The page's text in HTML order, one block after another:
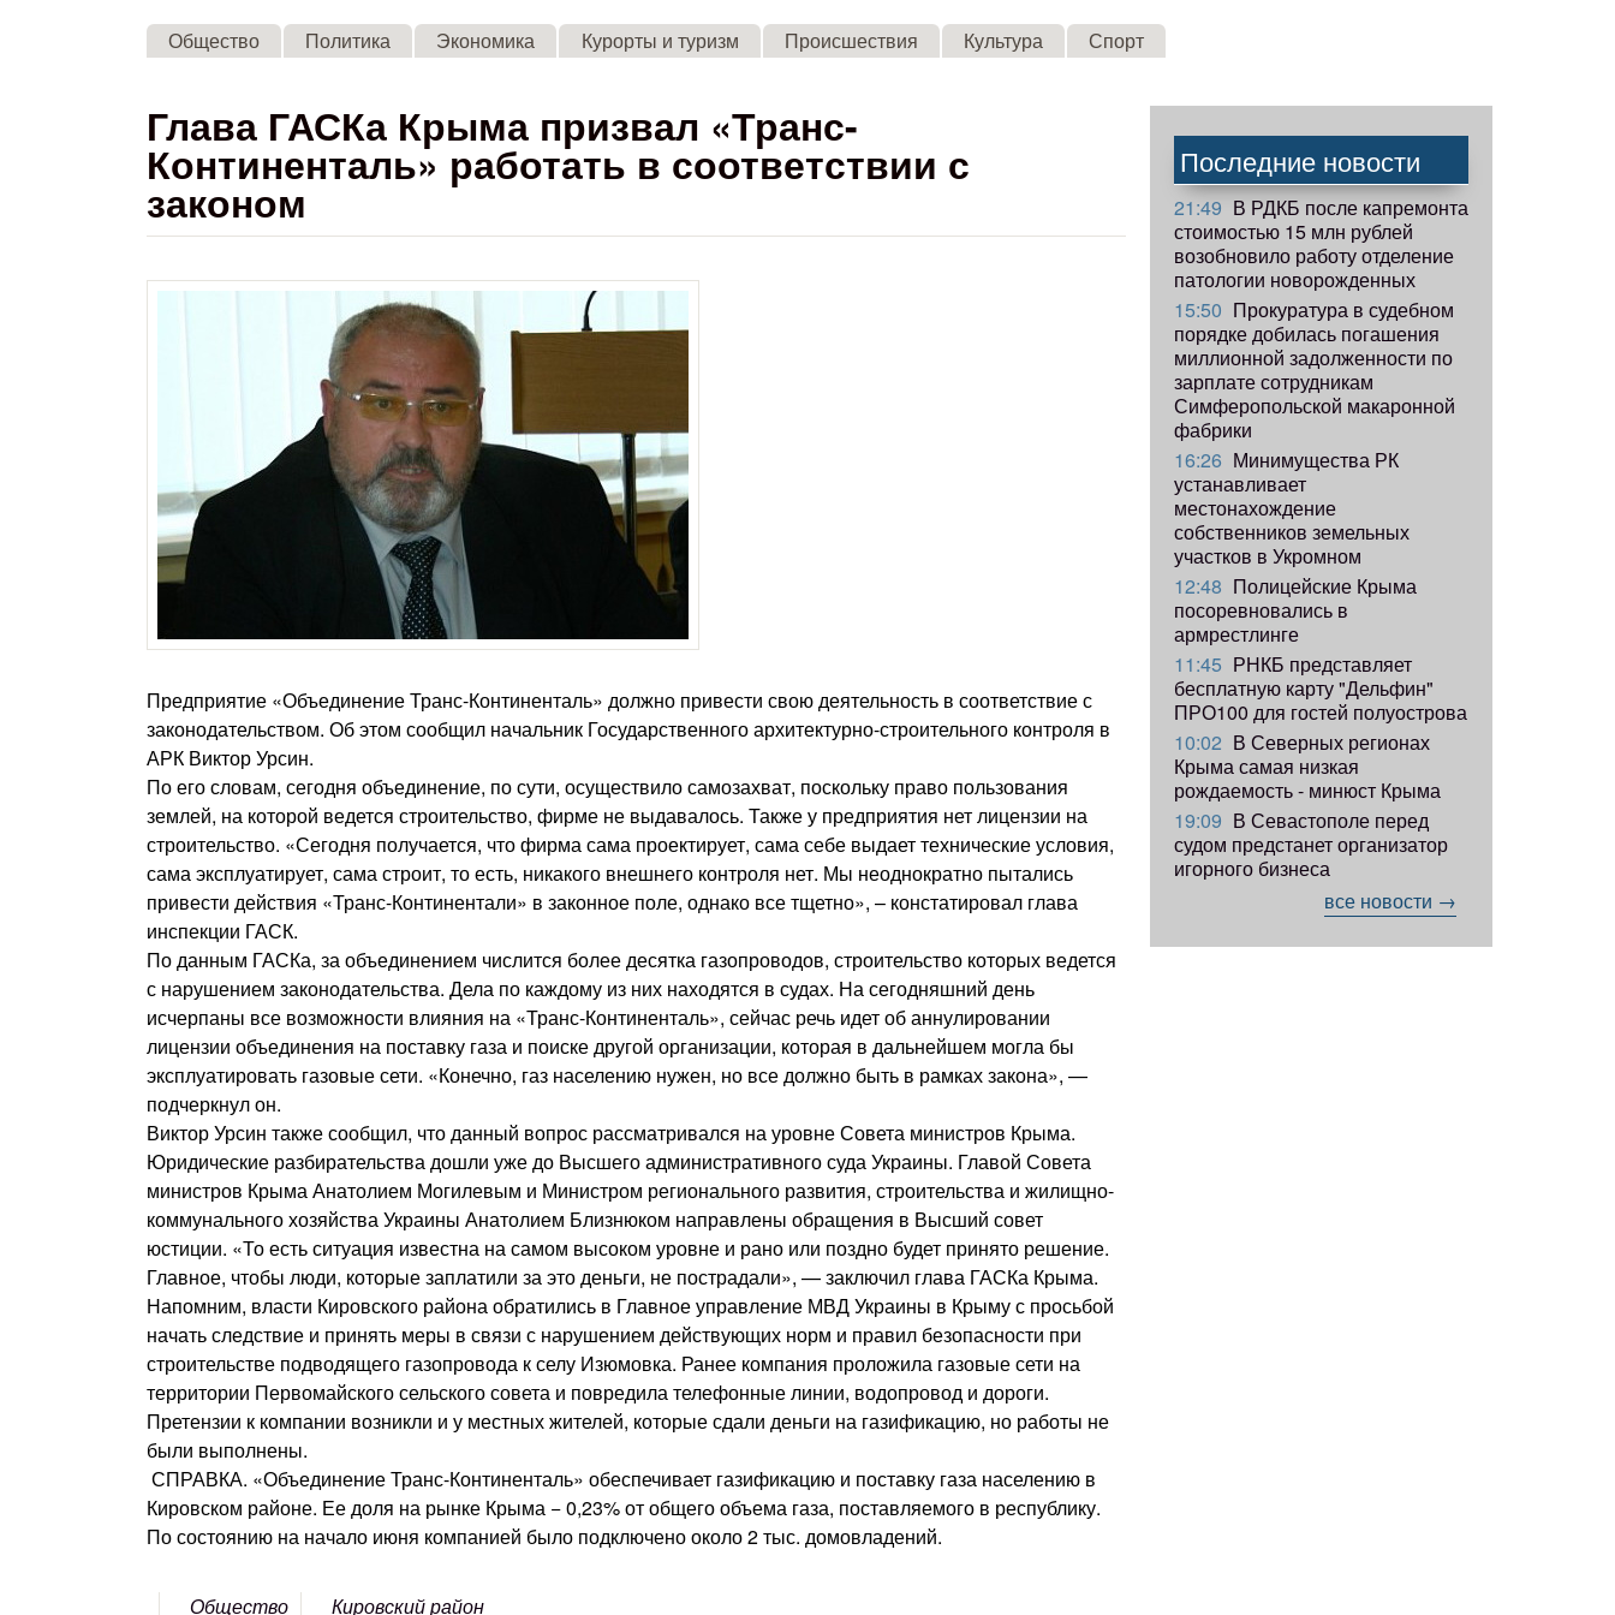
Skip to main content
Общество Политика Экономика Курорты и туризм Происшествия Культура Спорт
Глава ГАСКа Крыма призвал «Транс-
Континенталь» работать в соответствии с
законом
Предприятие «Объединение Транс-Континенталь» должно привести свою деятельность в соответствие с
законодательством. Об этом сообщил начальник Государственного архитектурно-строительного контроля в
АРК Виктор Урсин.
По его словам, сегодня объединение, по сути, осуществило самозахват, поскольку право пользования
землей, на которой ведется строительство, фирме не выдавалось. Также у предприятия нет лицензии на
строительство. «Сегодня получается, что фирма сама проектирует, сама себе выдает технические условия,
сама эксплуатирует, сама строит, то есть, никакого внешнего контроля нет. Мы неоднократно пытались
привести действия «Транс-Континентали» в законное поле, однако все тщетно», – констатировал глава
инспекции ГАСК.
По данным ГАСКа, за объединением числится более десятка газопроводов, строительство которых ведется
с нарушением законодательства. Дела по каждому из них находятся в судах. На сегодняшний день
исчерпаны все возможности влияния на «Транс-Континенталь», сейчас речь идет об аннулировании
лицензии объединения на поставку газа и поиске другой организации, которая в дальнейшем могла бы
эксплуатировать газовые сети. «Конечно, газ населению нужен, но все должно быть в рамках закона», —
подчеркнул он.
Виктор Урсин также сообщил, что данный вопрос рассматривался на уровне Совета министров Крыма.
Юридические разбирательства дошли уже до Высшего административного суда Украины. Главой Совета
министров Крыма Анатолием Могилевым и Министром регионального развития, строительства и жилищно-
коммунального хозяйства Украины Анатолием Близнюком направлены обращения в Высший совет
юстиции. «То есть ситуация известна на самом высоком уровне и рано или поздно будет принято решение.
Главное, чтобы люди, которые заплатили за это деньги, не пострадали», — заключил глава ГАСКа Крыма.
Напомним, власти Кировского района обратились в Главное управление МВД Украины в Крыму с просьбой
начать следствие и принять меры в связи с нарушением действующих норм и правил безопасности при
строительстве подводящего газопровода к селу Изюмовка. Ранее компания проложила газовые сети на
территории Первомайского сельского совета и повредила телефонные линии, водопровод и дороги.
Претензии к компании возникли и у местных жителей, которые сдали деньги на газификацию, но работы не
были выполнены.
СПРАВКА. «Объединение Транс-Континенталь» обеспечивает газификацию и поставку газа населению в
Кировском районе. Ее доля на рынке Крыма − 0,23% от общего объема газа, поставляемого в республику.
По состоянию на начало июня компанией было подключено около 2 тыс. домовладений.
Общество Кировский район
Последние новости
21:49 В РДКБ после капремонта
стоимостью 15 млн рублей
возобновило работу отделение
патологии новорожденных
15:50 Прокуратура в судебном
порядке добилась погашения
миллионной задолженности по
зарплате сотрудникам
Симферопольской макаронной
фабрики
16:26 Минимущества РК
устанавливает
местонахождение
собственников земельных
участков в Укромном
12:48 Полицейские Крыма
посоревновались в
армрестлинге
11:45 РНКБ представляет
бесплатную карту "Дельфин"
ПРО100 для гостей полуострова
10:02 В Северных регионах
Крыма самая низкая
рождаемость - минюст Крыма
19:09 В Севастополе перед
судом предстанет организатор
игорного бизнеса
все новости →